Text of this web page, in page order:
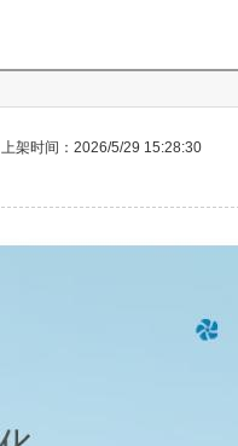
上架时间：2026/5/29 15:28:30